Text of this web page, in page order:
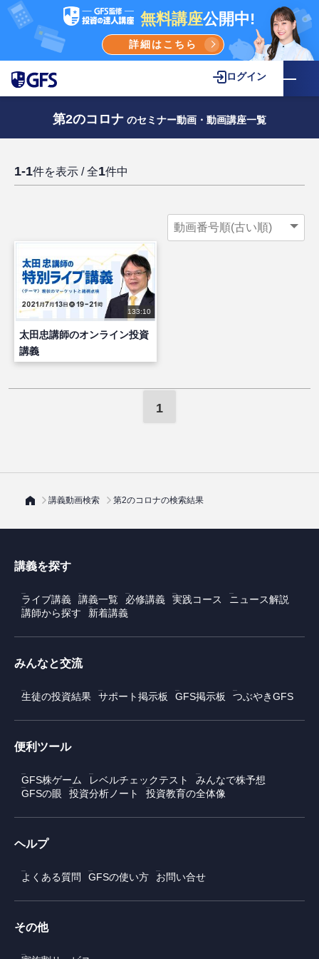
無料講座公開中!
詳細はこちら
ログイン
第2のコロナ のセミナー動画・動画講座一覧
1-1件を表示 / 全1件中
133:10
太田忠講師のオンライン投資
講義
1
講義動画検索 第2のコロナの検索結果
講義を探す
ライブ講義 講義一覧 必修講義 実践コース
ニュース解説
講師から探す
新着講義
みんなと交流
生徒の投資結果 サポート掲示板 GFS掲示板 つぶやきGFS
便利ツール
GFS株ゲーム レベルチェックテスト
みんなで株予想
GFSの眼
投資分析ノート 投資教育の全体像
ヘルプ
よくある質問 GFSの使い方 お問い合せ
その他